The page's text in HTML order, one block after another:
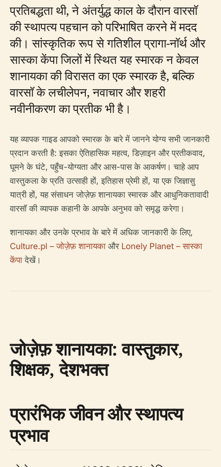
प्रतिबद्धता थी, ने अंतर्युद्ध काल के दौरान वारसॉ
की स्थापत्य पहचान को परिभाषित करने में मदद
की। सांस्कृतिक रूप से गतिशील प्रागा-नॉर्थ और
सास्का केंपा जिलों में स्थित यह स्मारक न केवल
शानायका की विरासत का एक स्मारक है, बल्कि
वारसॉ के लचीलेपन, नवाचार और शहरी
नवीनीकरण का प्रतीक भी है।
यह व्यापक गाइड आपको स्मारक के बारे में जानने योग्य सभी जानकारी
प्रदान करती है: इसका ऐतिहासिक महत्व, डिज़ाइन और प्रतीकवाद,
घूमने के घंटे, पहुँच-योग्यता और आस-पास के आकर्षण। चाहे आप
वास्तुकला के प्रति उत्साही हों, इतिहास प्रेमी हों, या एक जिज्ञासु
यात्री हों, यह संसाधन जोज़ेफ़ शानायका स्मारक और आधुनिकतावादी
वारसॉ की व्यापक कहानी के आपके अनुभव को समृद्ध करेगा।
शानायका और उनके प्रभाव के बारे में अधिक जानकारी के लिए,
Culture.pl – जोज़ेफ़ शानायका और Lonely Planet – सास्का
केंपा देखें।
जोज़ेफ़ शानायका: वास्तुकार,
शिक्षक, देशभक्त
प्रारंभिक जीवन और स्थापत्य
प्रभाव